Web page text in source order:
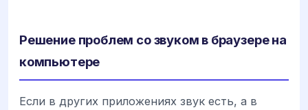
Решение проблем со звуком в браузере на
компьютере
Если в других приложениях звук есть, а в